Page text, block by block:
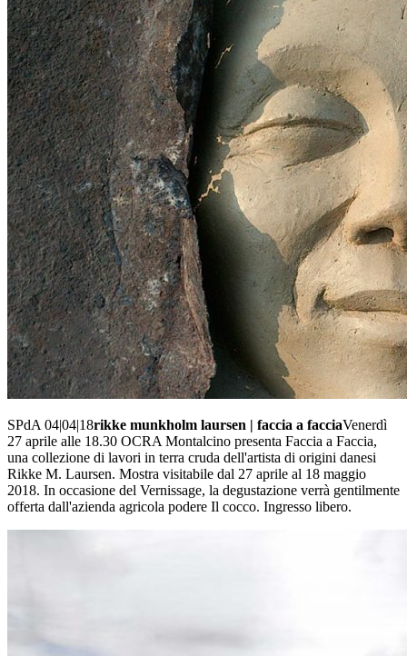
SPdA 04|04|18rikke munkholm laursen | faccia a facciaVenerdì
27 aprile alle 18.30 OCRA Montalcino presenta Faccia a Faccia,
una collezione di lavori in terra cruda dell'artista di origini danesi
Rikke M. Laursen. Mostra visitabile dal 27 aprile al 18 maggio
2018. In occasione del Vernissage, la degustazione verrà gentilmente
offerta dall'azienda agricola podere Il cocco. Ingresso libero.